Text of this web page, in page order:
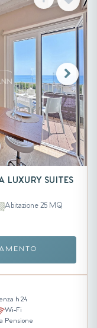
LUXURY SUITES
Abitazione 25 MQ
h 24
Wi-Fi
Pensione